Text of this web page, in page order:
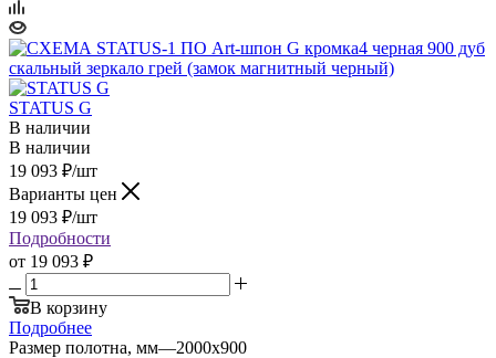
STATUS G
В наличии
В наличии
19 093 ₽/шт
Варианты цен
19 093 ₽/шт
Подробности
от 19 093 ₽
В корзину
Подробнее
Размер полотна, мм—2000x900